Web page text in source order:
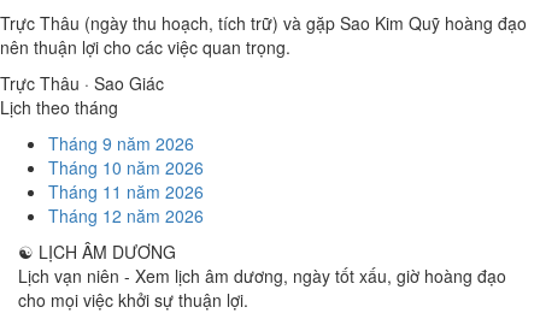
Trực Thâu (ngày thu hoạch, tích trữ) và gặp Sao Kim Quỹ hoàng đạo
nên thuận lợi cho các việc quan trọng.
Trực Thâu · Sao Giác
Lịch theo tháng
Tháng 9 năm 2026
Tháng 10 năm 2026
Tháng 11 năm 2026
Tháng 12 năm 2026
☯ LỊCH ÂM DƯƠNG
Lịch vạn niên - Xem lịch âm dương, ngày tốt xấu, giờ hoàng đạo
cho mọi việc khởi sự thuận lợi.